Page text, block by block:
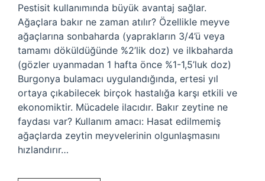
Pestisit kullanımında büyük avantaj sağlar.
Ağaçlara bakır ne zaman atılır? Özellikle meyve
ağaçlarına sonbaharda (yaprakların 3/4’ü veya
tamamı döküldüğünde %2’lik doz) ve ilkbaharda
(gözler uyanmadan 1 hafta önce %1-1,5’luk doz)
Burgonya bulamacı uygulandığında, ertesi yıl
ortaya çıkabilecek birçok hastalığa karşı etkili ve
ekonomiktir. Mücadele ilacıdır. Bakır zeytine ne
faydası var? Kullanım amacı: Hasat edilmemiş
ağaçlarda zeytin meyvelerinin olgunlaşmasını
hızlandırır…